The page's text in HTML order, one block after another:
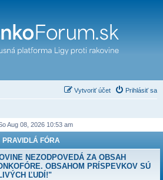
Prihlásiť sa
Vytvoriť účet
Aug 08, 2026 10:53 am
PRAVIDLÁ FÓRA
NEZODPOVEDÁ ZA OBSAH
OBSAHOM PRÍSPEVKOV SÚ
ĽUDÍ!"